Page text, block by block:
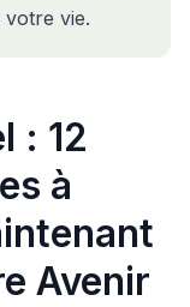
vie.
: 12
à
Avenir